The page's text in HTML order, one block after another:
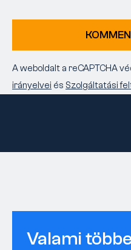
A weboldalt a reCAPTCHA
irányelvei és Szolgáltatási
Valami